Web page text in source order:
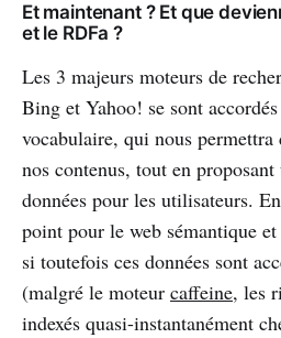
Et maintenant ? Et que
et le RDFa ?
Les 3 majeurs moteurs de
Bing et Yahoo! se sont
vocabulaire, qui nous
nos contenus, tout en
données pour les utilisateurs.
point pour le web sémantique
si toutefois ces données sont
(malgré le moteur caffeine, les
indexés quasi-instantanément